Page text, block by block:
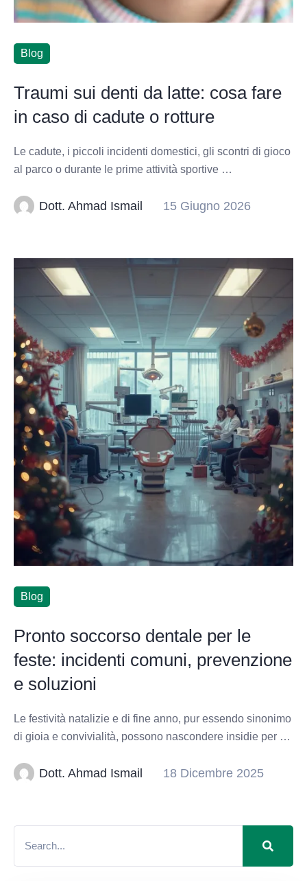
Blog
Traumi sui denti da latte: cosa fare
in caso di cadute o rotture
Le cadute, i piccoli incidenti domestici, gli scontri di gioco
al parco o durante le prime attività sportive …
Dott. Ahmad Ismail 15 Giugno 2026
Blog
Pronto soccorso dentale per le
feste: incidenti comuni, prevenzione
e soluzioni
Le festività natalizie e di fine anno, pur essendo sinonimo
di gioia e convivialità, possono nascondere insidie per …
Dott. Ahmad Ismail 18 Dicembre 2025